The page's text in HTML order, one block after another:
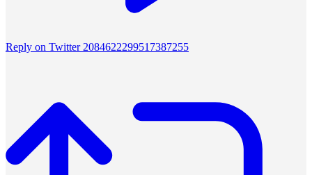
Reply on Twitter 2084622299517387255